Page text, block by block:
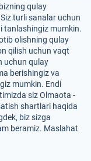
qulay
turli sanalar uchun
tanlashingiz mumkin.
olishning qulay
qilish uchun vaqt
uchun qulay
berishingiz va
mumkin. Endi
siz Olmaota -
shartlari haqida
biz sizga
beramiz. Maslahat